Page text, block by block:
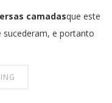
camadasque este
sucederam, e portanto